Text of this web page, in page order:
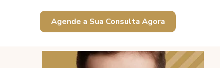
Agende a Sua Consulta Agora